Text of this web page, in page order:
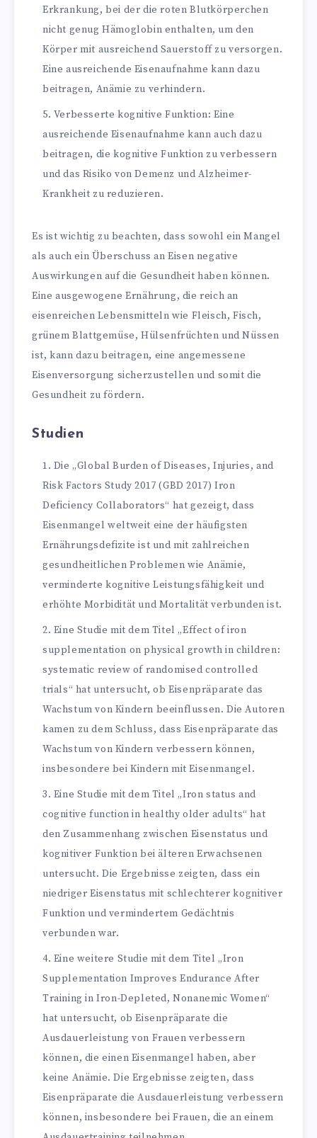
Erkrankung, bei der die roten Blutkörperchen
nicht genug Hämoglobin enthalten, um den
Körper mit ausreichend Sauerstoff zu versorgen.
Eine ausreichende Eisenaufnahme kann dazu
beitragen, Anämie zu verhindern.
Verbesserte kognitive Funktion: Eine
ausreichende Eisenaufnahme kann auch dazu
beitragen, die kognitive Funktion zu verbessern
und das Risiko von Demenz und Alzheimer-
Krankheit zu reduzieren.
Es ist wichtig zu beachten, dass sowohl ein Mangel
als auch ein Überschuss an Eisen negative
Auswirkungen auf die Gesundheit haben können.
Eine ausgewogene Ernährung, die reich an
eisenreichen Lebensmitteln wie Fleisch, Fisch,
grünem Blattgemüse, Hülsenfrüchten und Nüssen
ist, kann dazu beitragen, eine angemessene
Eisenversorgung sicherzustellen und somit die
Gesundheit zu fördern.
Studien
Die „Global Burden of Diseases, Injuries, and
Risk Factors Study 2017 (GBD 2017) Iron
Deficiency Collaborators“ hat gezeigt, dass
Eisenmangel weltweit eine der häufigsten
Ernährungsdefizite ist und mit zahlreichen
gesundheitlichen Problemen wie Anämie,
verminderte kognitive Leistungsfähigkeit und
erhöhte Morbidität und Mortalität verbunden ist.
Eine Studie mit dem Titel „Effect of iron
supplementation on physical growth in children:
systematic review of randomised controlled
trials“ hat untersucht, ob Eisenpräparate das
Wachstum von Kindern beeinflussen. Die Autoren
kamen zu dem Schluss, dass Eisenpräparate das
Wachstum von Kindern verbessern können,
insbesondere bei Kindern mit Eisenmangel.
Eine Studie mit dem Titel „Iron status and
cognitive function in healthy older adults“ hat
den Zusammenhang zwischen Eisenstatus und
kognitiver Funktion bei älteren Erwachsenen
untersucht. Die Ergebnisse zeigten, dass ein
niedriger Eisenstatus mit schlechterer kognitiver
Funktion und vermindertem Gedächtnis
verbunden war.
Eine weitere Studie mit dem Titel „Iron
Supplementation Improves Endurance After
Training in Iron-Depleted, Nonanemic Women“
hat untersucht, ob Eisenpräparate die
Ausdauerleistung von Frauen verbessern
können, die einen Eisenmangel haben, aber
keine Anämie. Die Ergebnisse zeigten, dass
Eisenpräparate die Ausdauerleistung verbessern
können, insbesondere bei Frauen, die an einem